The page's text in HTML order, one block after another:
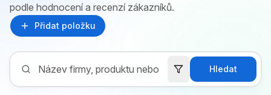
podle hodnocení a recenzí zákazníků.
Přidat položku
Hledat